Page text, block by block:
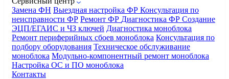
Замена ФН Выездная настройка ФР Консультация по
неисправности ФР Ремонт ФР Диагностика ФР Создание
ЭЦП/ЕГАИС и ЧЗ ключей Диагностика моноблока
Ремонт периферийных сбоев моноблока Консультация по
подбору оборудования Техническое обслуживание
моноблока Модульно-компонентный ремонт моноблока
Настройка ОС и ПО моноблока
Контакты